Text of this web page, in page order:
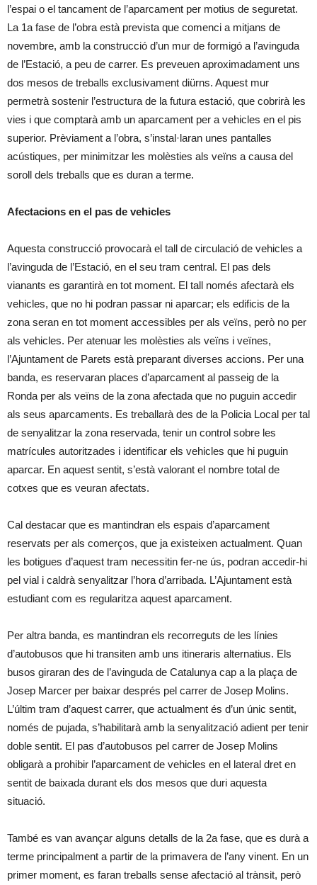
l’espai o el tancament de l’aparcament per motius de seguretat.
La 1a fase de l’obra està prevista que comenci a mitjans de
novembre, amb la construcció d’un mur de formigó a l’avinguda
de l’Estació, a peu de carrer. Es preveuen aproximadament uns
dos mesos de treballs exclusivament diürns. Aquest mur
permetrà sostenir l’estructura de la futura estació, que cobrirà les
vies i que comptarà amb un aparcament per a vehicles en el pis
superior. Prèviament a l’obra, s’instal·laran unes pantalles
acústiques, per minimitzar les molèsties als veïns a causa del
soroll dels treballs que es duran a terme.
Afectacions en el pas de vehicles
Aquesta construcció provocarà el tall de circulació de vehicles a
l’avinguda de l’Estació, en el seu tram central. El pas dels
vianants es garantirà en tot moment. El tall només afectarà els
vehicles, que no hi podran passar ni aparcar; els edificis de la
zona seran en tot moment accessibles per als veïns, però no per
als vehicles. Per atenuar les molèsties als veïns i veïnes,
l’Ajuntament de Parets està preparant diverses accions. Per una
banda, es reservaran places d’aparcament al passeig de la
Ronda per als veïns de la zona afectada que no puguin accedir
als seus aparcaments. Es treballarà des de la Policia Local per tal
de senyalitzar la zona reservada, tenir un control sobre les
matrícules autoritzades i identificar els vehicles que hi puguin
aparcar. En aquest sentit, s’està valorant el nombre total de
cotxes que es veuran afectats.
Cal destacar que es mantindran els espais d’aparcament
reservats per als comerços, que ja existeixen actualment. Quan
les botigues d’aquest tram necessitin fer-ne ús, podran accedir-hi
pel vial i caldrà senyalitzar l’hora d’arribada. L’Ajuntament està
estudiant com es regularitza aquest aparcament.
Per altra banda, es mantindran els recorreguts de les línies
d’autobusos que hi transiten amb uns itineraris alternatius. Els
busos giraran des de l’avinguda de Catalunya cap a la plaça de
Josep Marcer per baixar després pel carrer de Josep Molins.
L’últim tram d’aquest carrer, que actualment és d’un únic sentit,
només de pujada, s’habilitarà amb la senyalització adient per tenir
doble sentit. El pas d’autobusos pel carrer de Josep Molins
obligarà a prohibir l’aparcament de vehicles en el lateral dret en
sentit de baixada durant els dos mesos que duri aquesta
situació.
També es van avançar alguns detalls de la 2a fase, que es durà a
terme principalment a partir de la primavera de l’any vinent. En un
primer moment, es faran treballs sense afectació al trànsit, però